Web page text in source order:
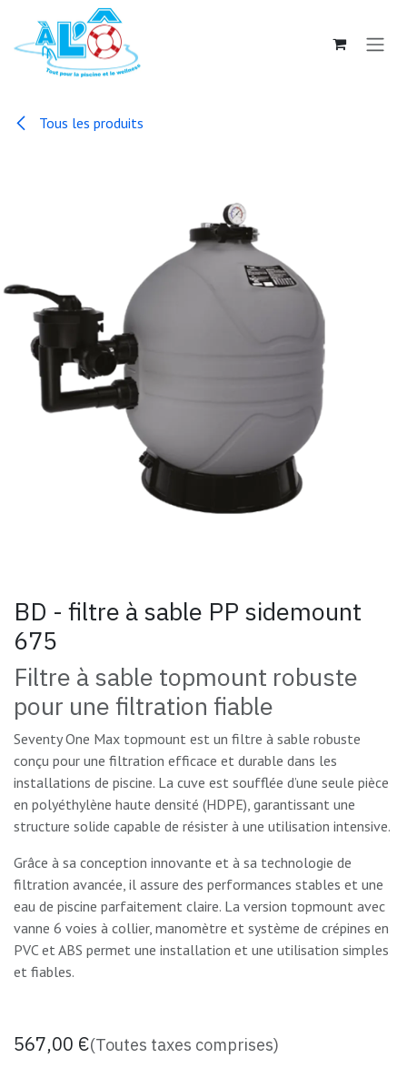
Se rendre au contenu
Tous les produits
BD - filtre à sable PP sidemount
675
Filtre à sable topmount robuste
pour une filtration fiable
Seventy One Max topmount est un filtre à sable robuste
conçu pour une filtration efficace et durable dans les
installations de piscine. La cuve est soufflée d’une seule pièce
en polyéthylène haute densité (HDPE), garantissant une
structure solide capable de résister à une utilisation intensive.
Grâce à sa conception innovante et à sa technologie de
filtration avancée, il assure des performances stables et une
eau de piscine parfaitement claire. La version topmount avec
vanne 6 voies à collier, manomètre et système de crépines en
PVC et ABS permet une installation et une utilisation simples
et fiables.
567,00 €(Toutes taxes comprises)